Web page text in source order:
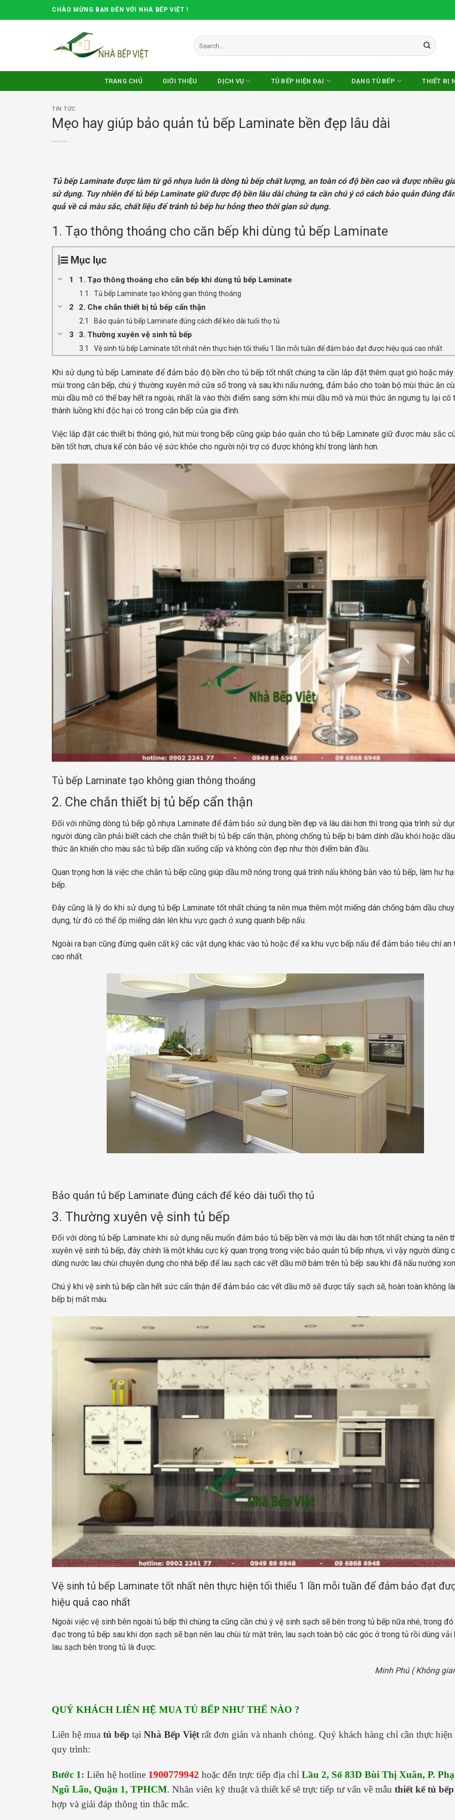
to
CHÀO MỪNG BẠN ĐẾN VỚI NHÀ BẾP VIỆT !
Search
for:
TRANG CHỦ GIỚI THIỆU DỊCH VỤ TỦ BẾP HIỆN ĐẠI DẠNG TỦ BẾP THIẾT BỊ
TIN TỨC
Mẹo hay giúp bảo quản tủ bếp Laminate bền đẹp lâu dài
Tủ bếp Laminate được làm từ gỗ nhựa luôn là dòng tủ bếp chất lượng, an toàn có độ bền cao và được nhiều
sử dụng. Tuy nhiên để tủ bếp Laminate giữ được độ bền lâu dài chúng ta cần chú ý có cách bảo quản đúng
quả về cả màu sắc, chất liệu để tránh tủ bếp hư hỏng theo thời gian sử dụng.
1. Tạo thông thoáng cho căn bếp khi dùng tủ bếp Laminate
Mục lục
1. Tạo thông thoáng cho căn bếp khi dùng tủ bếp Laminate
Tủ bếp Laminate tạo không gian thông thoáng
2. Che chắn thiết bị tủ bếp cẩn thận
Bảo quản tủ bếp Laminate đúng cách để kéo dài tuổi thọ tủ
3. Thường xuyên vệ sinh tủ bếp
Vệ sinh tủ bếp Laminate tốt nhất nên thực hiện tối thiểu 1 lần mỗi tuần để đảm bảo đạt được hiệu quả cao nhất
Khi sử dụng tủ bếp Laminate để đảm bảo độ bền cho tủ bếp tốt nhất chúng ta cần lắp đặt thêm quạt gió hoặc máy
mùi trong căn bếp, chú ý thường xuyên mở cửa sổ trong và sau khi nấu nướng, đảm bảo cho toàn bộ mùi thức ăn
mùi dầu mỡ có thể bay hết ra ngoài, nhất là vào thời điểm sang sớm khi mùi dầu mỡ và mùi thức ăn ngưng tụ lại có
thành luồng khí độc hại có trong căn bếp của gia đình.
Việc lắp đặt các thiết bị thông gió, hút mùi trong bếp cũng giúp bảo quản cho tủ bếp Laminate giữ được màu sắc
bền tốt hơn, chưa kể còn bảo vệ sức khỏe cho người nội trợ có được không khí trong lành hơn.
Tủ bếp Laminate tạo không gian thông thoáng
2. Che chắn thiết bị tủ bếp cẩn thận
Đối với những dòng tủ bếp gỗ nhựa Laminate để đảm bảo sử dụng bền đẹp và lâu dài hơn thì trong qúa trình sử
người dùng cần phải biết cách che chắn thiết bị tủ bếp cẩn thận, phòng chống tủ bếp bị bám dính dầu khói hoặc
thức ăn khiến cho màu sắc tủ bếp dần xuống cấp và không còn đẹp như thời điểm bân đầu.
Quan trọng hơn là việc che chắn tủ bếp cũng giúp dầu mỡ nóng trong quá trình nấu không bắn vào tủ bếp, làm hư
bếp.
Đây cũng là lý do khi sử dụng tủ bếp Laminate tốt nhất chúng ta nên mua thêm một miếng dán chống bám dầu
dụng, từ đó có thể ốp miếng dán lên khu vực gạch ở xung quanh bếp nấu.
Ngoài ra bạn cũng đừng quên cất kỹ các vật dụng khác vào tủ hoặc để xa khu vực bếp nấu để đảm bảo tiêu chí an
cao nhất.
Bảo quản tủ bếp Laminate đúng cách để kéo dài tuổi thọ tủ
3. Thường xuyên vệ sinh tủ bếp
Đối với dòng tủ bếp Laminate khi sử dụng nếu muốn đảm bảo tủ bếp bền và mới lâu dài hơn tốt nhất chúng ta nên
xuyên vệ sinh tủ bếp, đây chính là một khâu cực kỳ quan trọng trong việc bảo quản tủ bếp nhựa, vì vậy người dùng
dùng nước lau chùi chuyên dụng cho nhà bếp để lau sạch các vết dầu mỡ bám trên tủ bếp sau khi đã nấu nướng
Chú ý khi vệ sinh tủ bếp cần hết sức cẩn thận để đảm bảo các vết dầu mỡ sẽ được tẩy sạch sẽ, hoàn toàn không
bếp bị mất màu.
Vệ sinh tủ bếp Laminate tốt nhất nên thực hiện tối thiểu 1 lần mỗi tuần để đảm bảo đạt
hiệu quả cao nhất
Ngoài việc vệ sinh bên ngoài tủ bếp thì chúng ta cũng cần chú ý vệ sinh sạch sẽ bên trong tủ bếp nữa nhé, trong
đạc trong tủ bếp sau khi dọn sạch sẽ bạn nên lau chùi từ mặt trên, lau sạch toàn bộ các góc ở trong tủ rồi dùng vải
lau sạch bên trong tủ là được.
Minh Phú ( Không
QUÝ KHÁCH LIÊN HỆ MUA TỦ BẾP NHƯ THẾ NÀO ?
Liên hệ mua tủ bếp tại Nhà Bếp Việtrất đơn giản và nhanh chóng. Quý khách hàng chỉ cần thực hiện
quy trình:
Bước 1: Liên hệ hotline 1900779942 hoặc đến trực tiếp địa chỉ Lầu 2, Số 83D Bùi Thị Xuân, P.
Ngũ Lão, Quận 1, TPHCM. Nhân viên kỹ thuật và thiết kế sẽ trực tiếp tư vấn về mẫu thiết kế tủ bếp
hợp và giải đáp thông tin thắc mắc.